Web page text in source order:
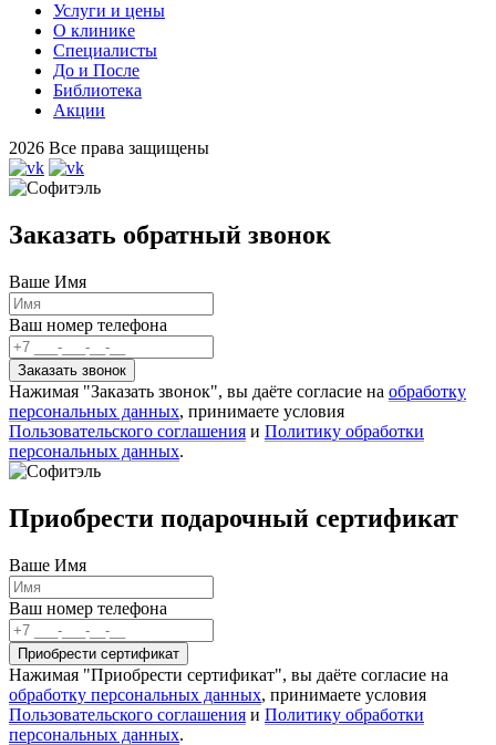
Услуги и цены
О клинике
Специалисты
До и После
Библиотека
Акции
2026 Все права защищены
Заказать обратный звонок
Ваше Имя
Ваш номер телефона
Нажимая "Заказать звонок", вы даёте согласие на обработку
персональных данных, принимаете условия
Пользовательского соглашения и Политику обработки
персональных данных.
Приобрести подарочный сертификат
Ваше Имя
Ваш номер телефона
Нажимая "Приобрести сертификат", вы даёте согласие на
обработку персональных данных, принимаете условия
Пользовательского соглашения и Политику обработки
персональных данных.